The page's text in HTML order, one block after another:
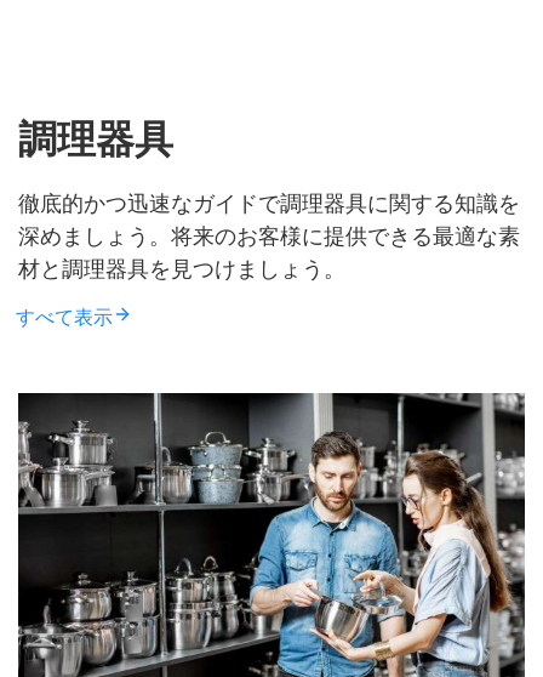
調理器具
徹底的かつ迅速なガイドで調理器具に関する知識を
深めましょう。将来のお客様に提供できる最適な素
材と調理器具を見つけましょう。
すべて表示